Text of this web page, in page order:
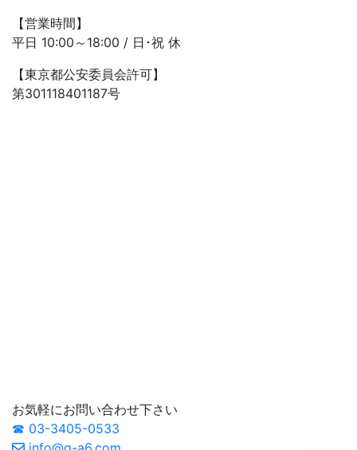
【営業時間】
平日 10:00～18:00 / 日･祝 休
【東京都公安委員会許可】
第301118401187号
お気軽にお問い合わせ下さい
☎ 03-3405-0533